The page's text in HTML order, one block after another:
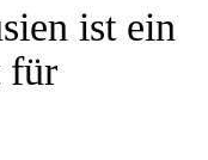
ist ein
für